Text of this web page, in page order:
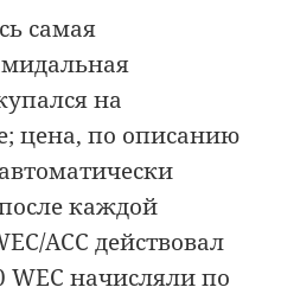
самая
на
цена, по описанию
каждой
ACC действовал
WEC начисляли по